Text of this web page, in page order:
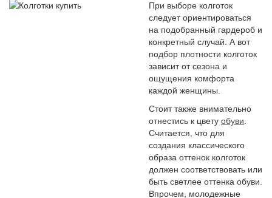
При выборе колготок
следует ориентироваться
на подобранный гардероб и
конкретный случай. А вот
подбор плотности колготок
зависит от сезона и
ощущения комфорта
каждой женщины.
Стоит также внимательно
отнестись к цвету обуви.
Считается, что для
создания классического
образа оттенок колготок
должен соответствовать или
быть светлее оттенка обуви.
Впрочем, молодежные